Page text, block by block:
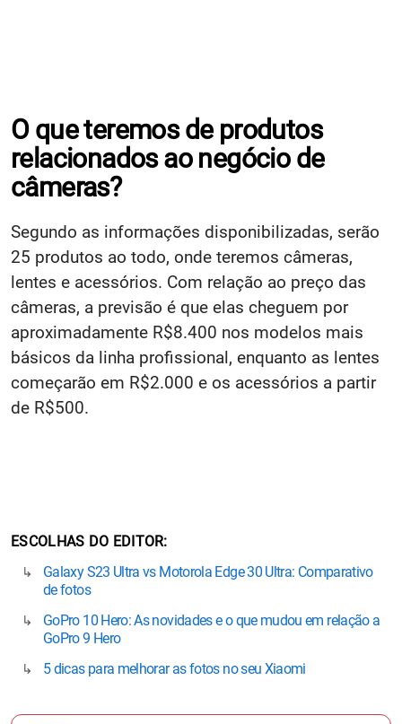
O que teremos de produtos
relacionados ao negócio de
câmeras?
Segundo as informações disponibilizadas, serão
25 produtos ao todo, onde teremos câmeras,
lentes e acessórios. Com relação ao preço das
câmeras, a previsão é que elas cheguem por
aproximadamente R$8.400 nos modelos mais
básicos da linha profissional, enquanto as lentes
começarão em R$2.000 e os acessórios a partir
de R$500.
ESCOLHAS DO EDITOR
Galaxy S23 Ultra vs Motorola Edge 30 Ultra: Comparativo
de fotos
GoPro 10 Hero: As novidades e o que mudou em relação a
GoPro 9 Hero
5 dicas para melhorar as fotos no seu Xiaomi